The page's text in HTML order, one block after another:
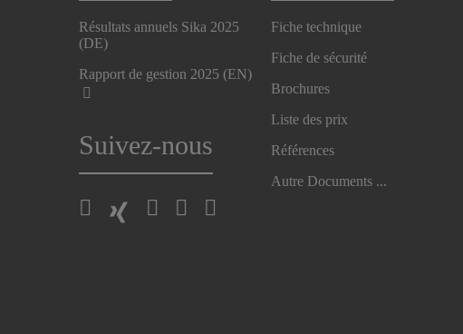
Résultats annuels Sika 2025
(DE)
Rapport de gestion 2025 (EN)
Suivez-nous
Fiche technique
Fiche de sécurité
Brochures
Liste des prix
Références
Autre Documents ...